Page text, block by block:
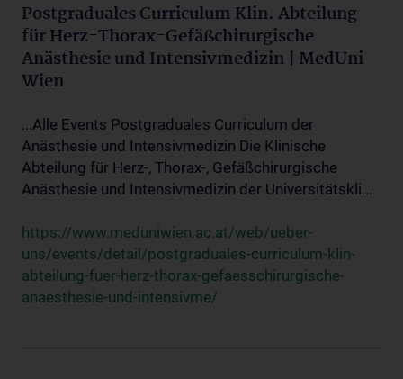
Postgraduales Curriculum Klin. Abteilung
für Herz-Thorax-Gefäßchirurgische
Anästhesie und Intensivmedizin | MedUni
Wien
...Alle Events Postgraduales Curriculum der
Anästhesie und Intensivmedizin Die Klinische
Abteilung für Herz-, Thorax-, Gefäßchirurgische
Anästhesie und Intensivmedizin der Universitätskli...
https://www.meduniwien.ac.at/web/ueber-
uns/events/detail/postgraduales-curriculum-klin-
abteilung-fuer-herz-thorax-gefaesschirurgische-
anaesthesie-und-intensivme/